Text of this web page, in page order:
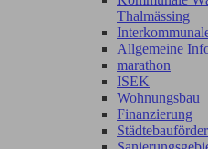
Thalmässing
Allgemeine
marathon
ISEK
Wohnungsbau
Finanzierung